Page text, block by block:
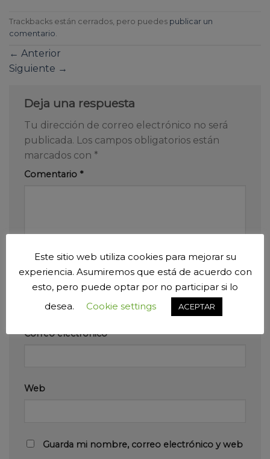
Trackbacks están cerrados, pero puedes publicar un
comentario.
← Anterior
Siguiente →
Deja una respuesta
Tu dirección de correo electrónico no será
publicada. Los campos obligatorios están
marcados con *
Comentario *
Nombre*
Correo electrónico*
Web
Guarda mi nombre, correo electrónico y web
Este sitio web utiliza cookies para mejorar su
experiencia. Asumiremos que está de acuerdo con
esto, pero puede optar por no participar si lo
desea.
Cookie settings ACEPTAR